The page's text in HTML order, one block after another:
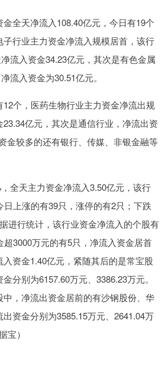
全天净流入108.40亿元，今日有19个
行业主力资金净流入规模居首，该行
流入资金34.23亿元，其次是有色金属
流入资金为30.51亿元。
个，医药生物行业主力资金净流出规
亿元，其次是通信行业，净流出资
金较多的还有银行、传媒、非银金融等
全天主力资金净流入3.50亿元，该行
上涨的有39只，涨停的有2只；下跌
进行统计，该行业资金净流入的个股有
3000万元的有5只，净流入资金居首
资金1.40亿元，紧随其后的是常宝股
分别为6157.60万元、3386.23万元。
，净流出资金居前的有沙钢股份、华
资金分别为3585.15万元、2641.04万
宝）